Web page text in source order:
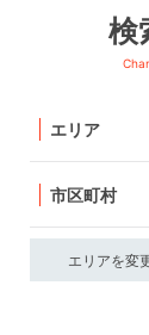
検
エリア
市区町村
エリアを変